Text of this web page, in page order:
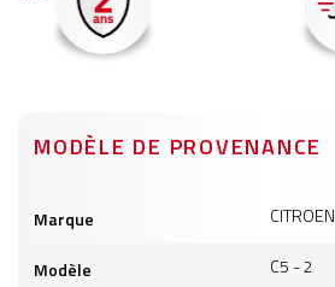
MODÈLE DE PROVENANCE
produits
Marque CITROEN
Modèle C5 - 2